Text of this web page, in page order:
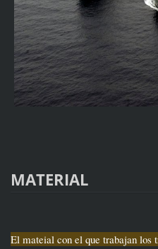
MATERIAL
El mateial con el que trabajan los